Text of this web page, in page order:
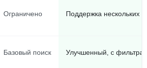
Ограничено Поддержка нескольких
Базовый поиск Улучшенный, с